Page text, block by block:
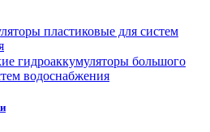
пластиковые для систем
гидроаккумуляторы большого
водоснабжения